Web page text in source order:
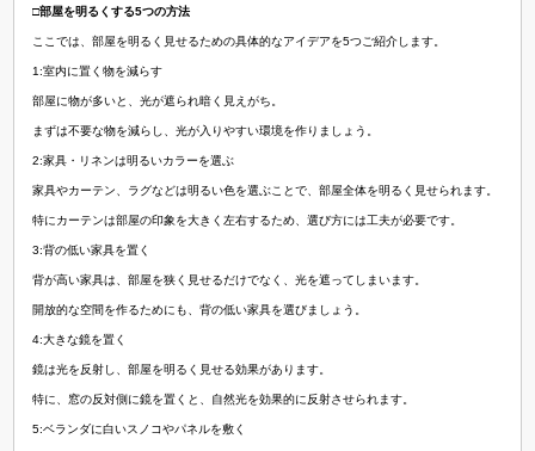
□部屋を明るくする5つの方法
ここでは、部屋を明るく見せるための具体的なアイデアを5つご紹介します。
1:室内に置く物を減らす
部屋に物が多いと、光が遮られ暗く見えがち。
まずは不要な物を減らし、光が入りやすい環境を作りましょう。
2:家具・リネンは明るいカラーを選ぶ
家具やカーテン、ラグなどは明るい色を選ぶことで、部屋全体を明るく見せられます。
特にカーテンは部屋の印象を大きく左右するため、選び方には工夫が必要です。
3:背の低い家具を置く
背が高い家具は、部屋を狭く見せるだけでなく、光を遮ってしまいます。
開放的な空間を作るためにも、背の低い家具を選びましょう。
4:大きな鏡を置く
鏡は光を反射し、部屋を明るく見せる効果があります。
特に、窓の反対側に鏡を置くと、自然光を効果的に反射させられます。
5:ベランダに白いスノコやパネルを敷く